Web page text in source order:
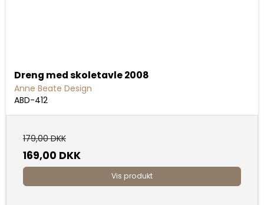
Dreng med skoletavle 2008
Anne Beate Design
ABD-412
179,00 DKK
169,00 DKK
Vis produkt